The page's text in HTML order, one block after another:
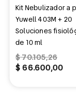
Kit Nebulizador a
Yuwell 403M + 20
Soluciones
de 10 ml
$70.105,26
$66.600,00